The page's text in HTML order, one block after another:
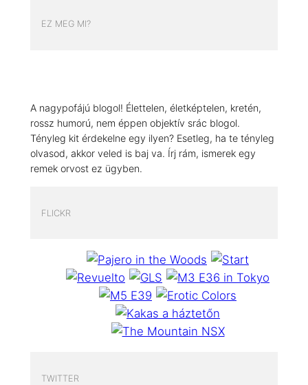
EZ MEG MI?
A nagypofájú blogol! Élettelen, életképtelen, kretén,
rossz humorú, nem éppen objektív srác blogol.
Tényleg kit érdekelne egy ilyen? Esetleg, ha te tényleg
olvasod, akkor veled is baj va. Írj rám, ismerek egy
remek orvost ez ügyben.
FLICKR
TWITTER